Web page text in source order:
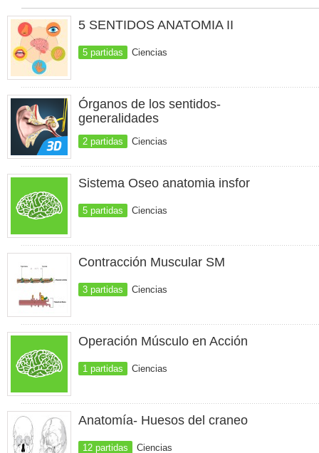
5 SENTIDOS ANATOMIA II
5 partidas Ciencias
Órganos de los sentidos-
generalidades
2 partidas Ciencias
Sistema Oseo anatomia insfor
5 partidas Ciencias
Contracción Muscular SM
3 partidas Ciencias
Operación Músculo en Acción
1 partidas Ciencias
Anatomía- Huesos del craneo
12 partidas Ciencias